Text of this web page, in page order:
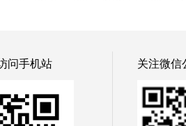
问手机站 关注微信